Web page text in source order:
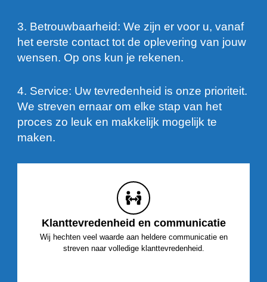
Klanttevredenheid en communicatie
Wij hechten veel waarde aan heldere communicatie en
streven naar volledige klanttevredenheid.
3. Betrouwbaarheid: We zijn er voor u, vanaf
het eerste contact tot de oplevering van jouw
wensen. Op ons kun je rekenen.
4. Service: Uw tevredenheid is onze prioriteit.
We streven ernaar om elke stap van het
proces zo leuk en makkelijk mogelijk te
maken.